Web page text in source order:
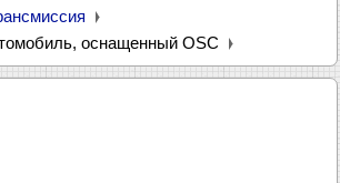
оснащенный OSC